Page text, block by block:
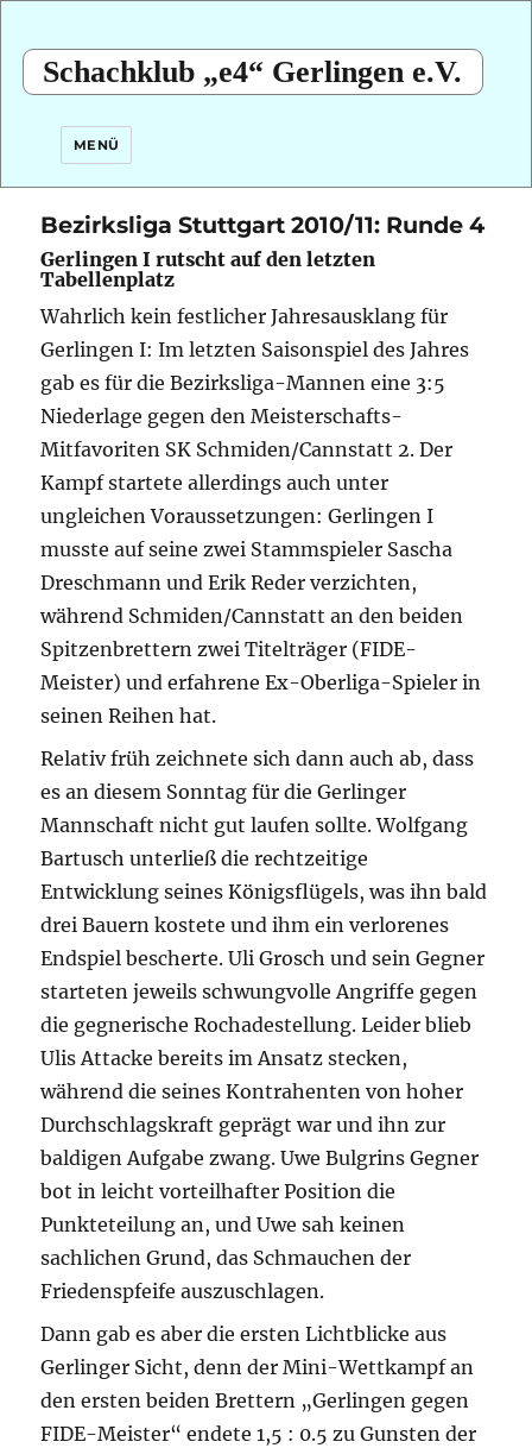
Schachklub „e4“ Gerlingen e.V.
MENÜ
Bezirksliga Stuttgart 2010/11: Runde 4
Gerlingen I rutscht auf den letzten
Tabellenplatz
Wahrlich kein festlicher Jahresausklang für
Gerlingen I: Im letzten Saisonspiel des Jahres
gab es für die Bezirksliga-Mannen eine 3:5
Niederlage gegen den Meisterschafts-
Mitfavoriten SK Schmiden/Cannstatt 2. Der
Kampf startete allerdings auch unter
ungleichen Voraussetzungen: Gerlingen I
musste auf seine zwei Stammspieler Sascha
Dreschmann und Erik Reder verzichten,
während Schmiden/Cannstatt an den beiden
Spitzenbrettern zwei Titelträger (FIDE-
Meister) und erfahrene Ex-Oberliga-Spieler in
seinen Reihen hat.
Relativ früh zeichnete sich dann auch ab, dass
es an diesem Sonntag für die Gerlinger
Mannschaft nicht gut laufen sollte. Wolfgang
Bartusch unterließ die rechtzeitige
Entwicklung seines Königsflügels, was ihn bald
drei Bauern kostete und ihm ein verlorenes
Endspiel bescherte. Uli Grosch und sein Gegner
starteten jeweils schwungvolle Angriffe gegen
die gegnerische Rochadestellung. Leider blieb
Ulis Attacke bereits im Ansatz stecken,
während die seines Kontrahenten von hoher
Durchschlagskraft geprägt war und ihn zur
baldigen Aufgabe zwang. Uwe Bulgrins Gegner
bot in leicht vorteilhafter Position die
Punkteteilung an, und Uwe sah keinen
sachlichen Grund, das Schmauchen der
Friedenspfeife auszuschlagen.
Dann gab es aber die ersten Lichtblicke aus
Gerlinger Sicht, denn der Mini-Wettkampf an
den ersten beiden Brettern „Gerlingen gegen
FIDE-Meister“ endete 1,5 : 0.5 zu Gunsten der